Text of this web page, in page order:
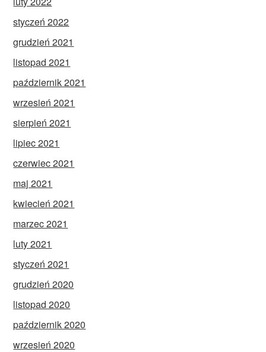
styczeń 2022
grudzień 2021
listopad 2021
październik 2021
wrzesień 2021
sierpień 2021
lipiec 2021
czerwiec 2021
maj 2021
kwiecień 2021
marzec 2021
luty 2021
styczeń 2021
grudzień 2020
listopad 2020
październik 2020
wrzesień 2020